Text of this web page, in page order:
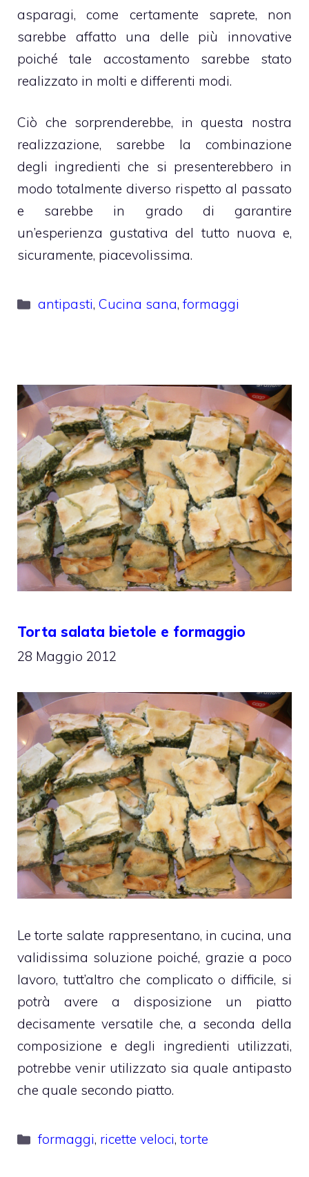
asparagi, come certamente saprete, non
sarebbe affatto una delle più innovative
poiché tale accostamento sarebbe stato
realizzato in molti e differenti modi.
Ciò che sorprenderebbe, in questa nostra
realizzazione, sarebbe la combinazione
degli ingredienti che si presenterebbero in
modo totalmente diverso rispetto al passato
e sarebbe in grado di garantire
un’esperienza gustativa del tutto nuova e,
sicuramente, piacevolissima.
Categorie
antipasti,Cucina sana,formaggi
Torta salata bietole e formaggio
28 Maggio 2012
Le torte salate rappresentano, in cucina, una
validissima soluzione poiché, grazie a poco
lavoro, tutt’altro che complicato o difficile, si
potrà avere a disposizione un piatto
decisamente versatile che, a seconda della
composizione e degli ingredienti utilizzati,
potrebbe venir utilizzato sia quale antipasto
che quale secondo piatto.
Categorie
formaggi, ricette veloci,torte